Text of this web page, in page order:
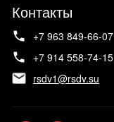
Контакты
+7 963 849-66-07
+7 914 558-74-15
rsdv1@rsdv.su